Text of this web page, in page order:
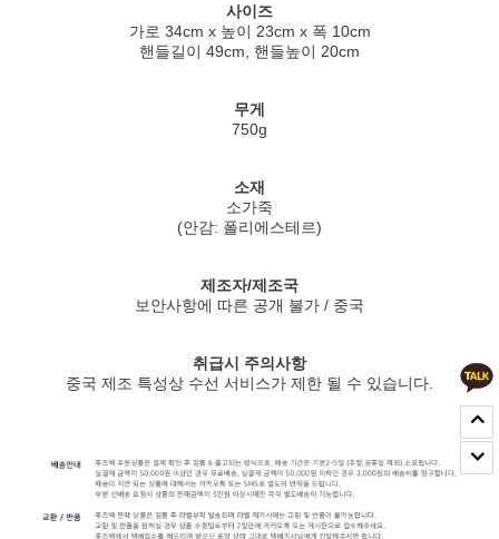
사이즈
가로 34cm x 높이 23cm x 폭 10cm
핸들길이 49cm, 핸들높이 20cm
무게
750g
소재
소가죽
(안감: 폴리에스테르)
제조자/제조국
보안사항에 따른 공개 불가 / 중국
취급시 주의사항
중국 제조 특성상 수선 서비스가 제한 될 수 있습니다.